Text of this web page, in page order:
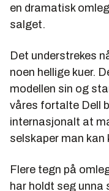
en dramatisk
salget.
Det understrekes
noen hellige kuer.
modellen sin og
våres fortalte Dell
internasjonalt at
selskaper man kan
Flere tegn på
har holdt seg unna